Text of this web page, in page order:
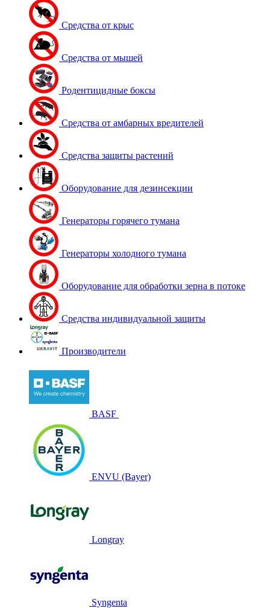
Средства от крыс
Средства от мышей
Родентицидные боксы
Средства от амбарных вредителей
Средства защиты растений
Оборудование для дезинсекции
Генераторы горячего тумана
Генераторы холодного тумана
Оборудование для обработки зерна в потоке
Средства индивидуальной защиты
Производители
BASF
ENVU (Bayer)
Longray
Syngenta